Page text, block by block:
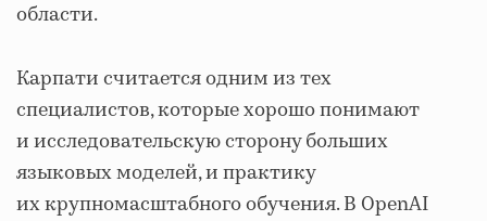
области.
Карпати считается одним из тех
специалистов, которые хорошо понимают
и исследовательскую сторону больших
языковых моделей, и практику
их крупномасштабного обучения. В OpenAI